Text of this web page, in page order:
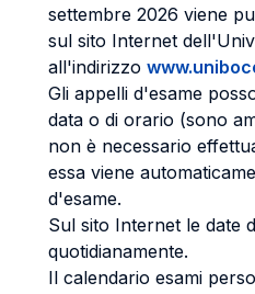
settembre 2026 viene
sul sito Internet
all'indirizzo
Gli appelli d'esame
data o di orario (sono
non è necessario
essa viene
d'esame.
Sul sito Internet le date
quotidianamente.
Il calendario esami